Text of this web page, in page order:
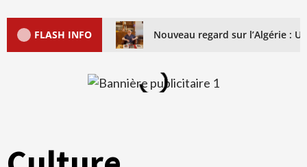
FLASH INFO Nouveau regard sur l’Algérie :